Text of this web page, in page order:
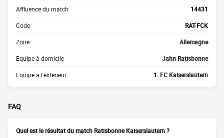
Affluence du match 14431
Code RAT-FCK
Zone Allemagne
Equipe à domicile Jahn Ratisbonne
Equipe à l'extérieur 1. FC Kaiserslautern
FAQ
Quel est le résultat du match Ratisbonne Kaiserslautern ?